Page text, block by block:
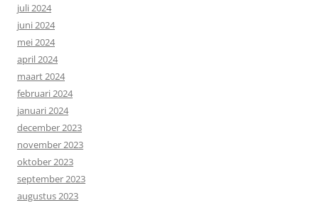
juli 2024
juni 2024
mei 2024
april 2024
maart 2024
februari 2024
januari 2024
december 2023
november 2023
oktober 2023
september 2023
augustus 2023